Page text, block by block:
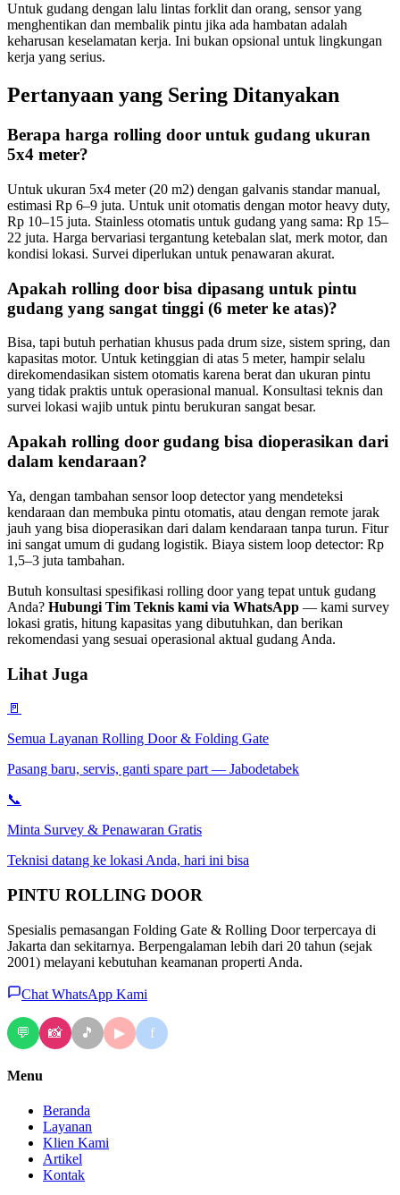
Untuk gudang dengan lalu lintas forklit dan orang, sensor yang
menghentikan dan membalik pintu jika ada hambatan adalah
keharusan keselamatan kerja. Ini bukan opsional untuk lingkungan
kerja yang serius.
Pertanyaan yang Sering Ditanyakan
Berapa harga rolling door untuk gudang ukuran
5x4 meter?
Untuk ukuran 5x4 meter (20 m2) dengan galvanis standar manual,
estimasi Rp 6–9 juta. Untuk unit otomatis dengan motor heavy duty,
Rp 10–15 juta. Stainless otomatis untuk gudang yang sama: Rp 15–
22 juta. Harga bervariasi tergantung ketebalan slat, merk motor, dan
kondisi lokasi. Survei diperlukan untuk penawaran akurat.
Apakah rolling door bisa dipasang untuk pintu
gudang yang sangat tinggi (6 meter ke atas)?
Bisa, tapi butuh perhatian khusus pada drum size, sistem spring, dan
kapasitas motor. Untuk ketinggian di atas 5 meter, hampir selalu
direkomendasikan sistem otomatis karena berat dan ukuran pintu
yang tidak praktis untuk operasional manual. Konsultasi teknis dan
survei lokasi wajib untuk pintu berukuran sangat besar.
Apakah rolling door gudang bisa dioperasikan dari
dalam kendaraan?
Ya, dengan tambahan sensor loop detector yang mendeteksi
kendaraan dan membuka pintu otomatis, atau dengan remote jarak
jauh yang bisa dioperasikan dari dalam kendaraan tanpa turun. Fitur
ini sangat umum di gudang logistik. Biaya sistem loop detector: Rp
1,5–3 juta tambahan.
Butuh konsultasi spesifikasi rolling door yang tepat untuk gudang
Anda? Hubungi Tim Teknis kami via WhatsApp — kami survey
lokasi gratis, hitung kapasitas yang dibutuhkan, dan berikan
rekomendasi yang sesuai operasional aktual gudang Anda.
Lihat Juga
🚪
Semua Layanan Rolling Door & Folding Gate
Pasang baru, servis, ganti spare part — Jabodetabek
📞
Minta Survey & Penawaran Gratis
Teknisi datang ke lokasi Anda, hari ini bisa
PINTU ROLLING DOOR
Spesialis pemasangan Folding Gate & Rolling Door terpercaya di
Jakarta dan sekitarnya. Berpengalaman lebih dari 20 tahun (sejak
2001) melayani kebutuhan keamanan properti Anda.
Chat WhatsApp Kami
💬 📸 🎵 ▶ f
Menu
Beranda
Layanan
Klien Kami
Artikel
Kontak